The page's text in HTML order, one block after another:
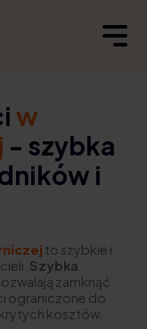
w
- szybka
i
to szybkie i
Szybka
zamknąć
ograniczone do
kosztów.